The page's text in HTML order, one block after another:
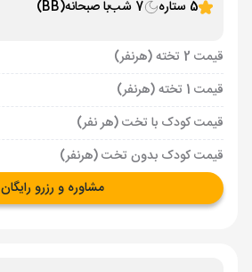
5 ستاره 7 شب با صبحانه(BB)
قیمت 2 تخته (هرنفر)
قیمت 1 تخته (هرنفر)
قیمت کودک با تخت (هر نفر)
قیمت کودک بدون تخت (هرنفر)
مشاوره و رزرو رایگان